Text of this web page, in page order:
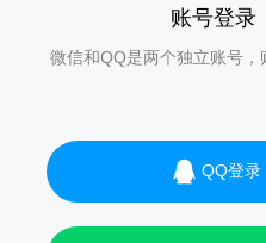
账号登录
微信和QQ是两个独立账号，
QQ登录